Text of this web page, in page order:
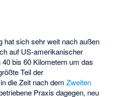
hat sich sehr weit nach außen
auf US-amerikanischer
40 bis 60 Kilometern um das
Teil der
die Zeit nach demZweiten
Praxis dagegen, neu